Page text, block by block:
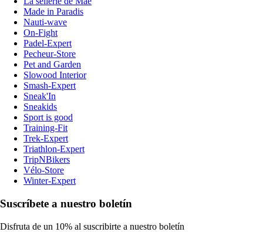
Made in Paradis
Nauti-wave
On-Fight
Padel-Expert
Pecheur-Store
Pet and Garden
Slowood Interior
Smash-Expert
Sneak'In
Sneakids
Sport is good
Training-Fit
Trek-Expert
Triathlon-Expert
TripNBikers
Vélo-Store
Winter-Expert
Suscríbete a nuestro boletín
Disfruta de un 10% al suscribirte a nuestro boletín